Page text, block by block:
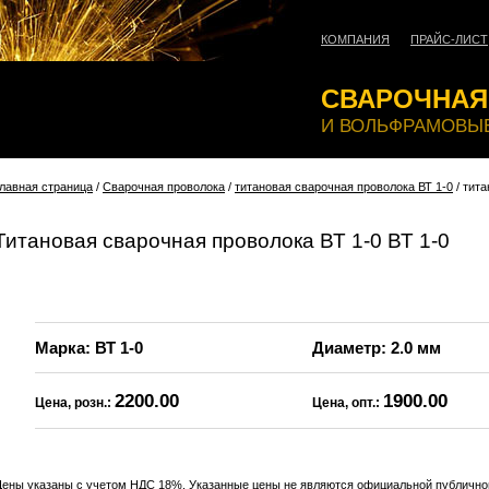
КОМПАНИЯ ПРАЙС-ЛИСТ
И
страница / Сварочная проволока / титановая сварочная проволока ВТ 1-0 /
сварочная проволока ВТ 1-0 ВТ 1-0
Марка: ВТ 1-0 Диаметр: 2.0 мм
Цена, розн.: 2200.00 Цена, опт.: 1900.00
указаны с учетом НДС 18%. Указанные цены не являются официальной